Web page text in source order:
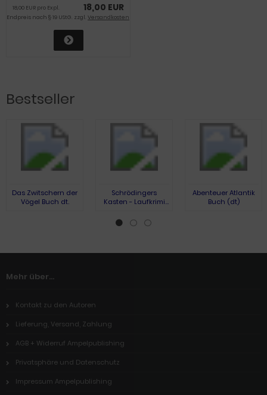
18,00 EUR
18,00 EUR pro Expl.
Endpreis nach § 19 UStG. zzgl. Versandkosten
Bestseller
Das Zwitschern der
Vögel Buch dt.
Schrödingers
Kasten - Laufkrimi
Abenteuer Atlantik
Buch (dt)
Mehr über...
Kontakt zu den Autoren
Lieferung, Versand, Zahlung
AGB + Widerruf Ampelpublishing
Privatsphäre und Datenschutz
Impressum Ampelpublishing